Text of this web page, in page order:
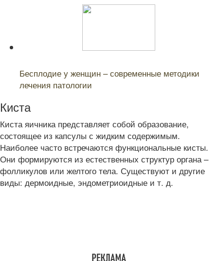
Бесплодие у женщин – современные методики
лечения патологии
Киста
Киста яичника представляет собой образование,
состоящее из капсулы с жидким содержимым.
Наиболее часто встречаются функциональные кисты.
Они формируются из естественных структур органа –
фолликулов или желтого тела. Существуют и другие
виды: дермоидные, эндометриоидные и т. д.